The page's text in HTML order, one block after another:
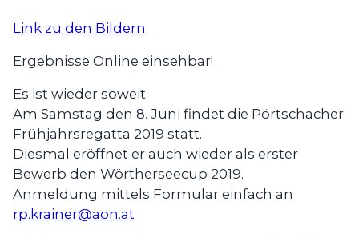
Link zu den Bildern
Ergebnisse Online einsehbar!
Es ist wieder soweit:
Am Samstag den 8. Juni findet die Pörtschacher
Frühjahrsregatta 2019 statt.
Diesmal eröffnet er auch wieder als erster
Bewerb den Wörtherseecup 2019.
Anmeldung mittels Formular einfach an
rp.krainer@aon.at